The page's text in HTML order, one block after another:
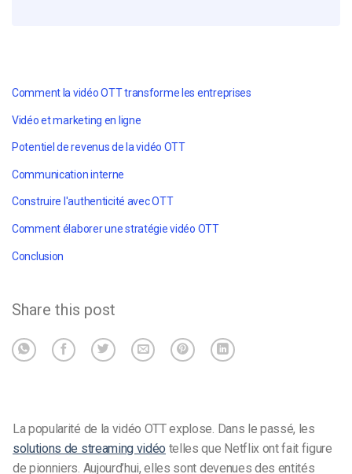
Comment la vidéo OTT transforme les entreprises
Vidéo et marketing en ligne
Potentiel de revenus de la vidéo OTT
Communication interne
Construire l'authenticité avec OTT
Comment élaborer une stratégie vidéo OTT
Conclusion
Share this post
La popularité de la vidéo OTT explose. Dans le passé, les
solutions de streaming vidéo telles que Netflix ont fait figure
de pionniers. Aujourd’hui, elles sont devenues des entités